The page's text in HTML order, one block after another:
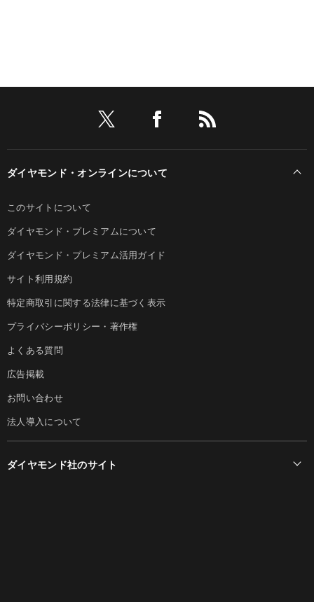
ダイヤモンド・オンラインについて
このサイトについて
ダイヤモンド・プレミアムについて
ダイヤモンド・プレミアム活用ガイド
サイト利用規約
特定商取引に関する法律に基づく表示
プライバシーポリシー・著作権
よくある質問
広告掲載
お問い合わせ
法人導入について
ダイヤモンド社のサイト